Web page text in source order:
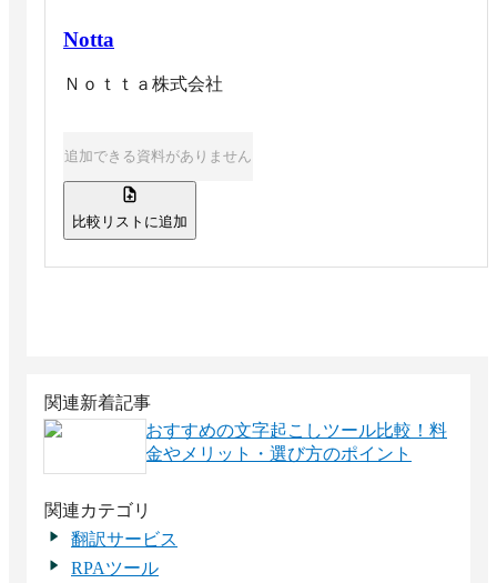
Notta
Ｎｏｔｔａ株式会社
追加できる資料がありません
比較リストに追加
関連新着記事
おすすめの文字起こしツール比較！料
金やメリット・選び方のポイント
関連カテゴリ
翻訳サービス
RPAツール